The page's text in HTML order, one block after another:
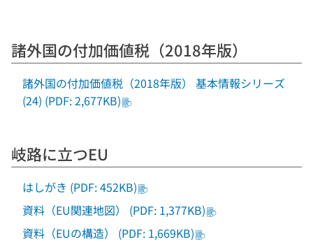
諸外国の付加価値税（2018年版）
諸外国の付加価値税（2018年版） 基本情報シリーズ
(24) (PDF: 2,677KB)
岐路に立つEU
はしがき (PDF: 452KB)
資料（EU関連地図） (PDF: 1,377KB)
資料（EUの構造） (PDF: 1,669KB)